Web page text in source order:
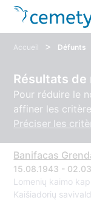
Accueil > Défunts
Résultats
Pour réduire le
affiner les
Préciser les
Banifacas
15.08.1943 -
Lomenių kaimo
Kaišiadorių